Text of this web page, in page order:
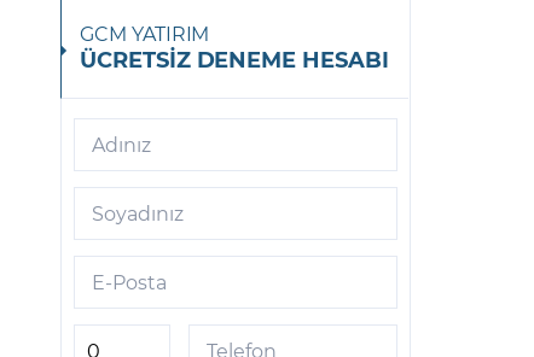
GCM YATIRIM
ÜCRETSİZ DENEME HESABI
Adınız
Soyadınız
E-Posta
Telefon